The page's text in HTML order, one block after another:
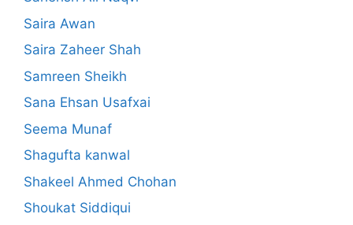
Saira Awan
Saira Zaheer Shah
Samreen Sheikh
Sana Ehsan Usafxai
Seema Munaf
Shagufta kanwal
Shakeel Ahmed Chohan
Shoukat Siddiqui